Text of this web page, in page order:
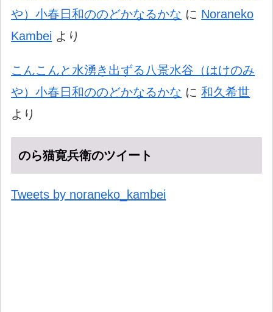
や）小春日和ののどかなるかな に Noraneko
Kambei より
こんこんと水湧き出ずる八景水谷（はけのみ
や）小春日和ののどかなるかな に和久希世
より
のら猫寛兵衛のツイート
Tweets by noraneko_kambei